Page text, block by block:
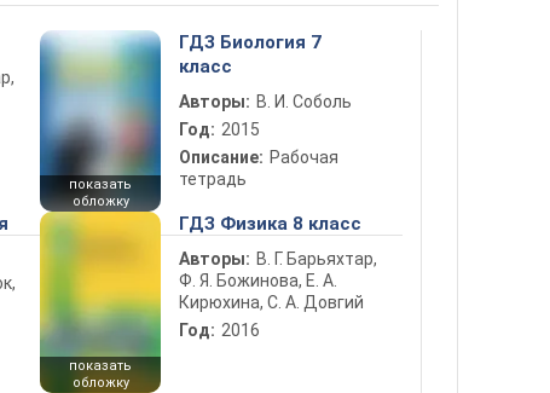
показать
обложку
ГДЗ Биология 7
класс
Авторы: В. И. Соболь
Год: 2015
Описание: Рабочая
тетрадь
показать
обложку
ГДЗ Физика 8 класс
Авторы: В. Г. Барьяхтар,
Ф. Я. Божинова, Е. А.
Кирюхина, С. А. Довгий
Год: 2016